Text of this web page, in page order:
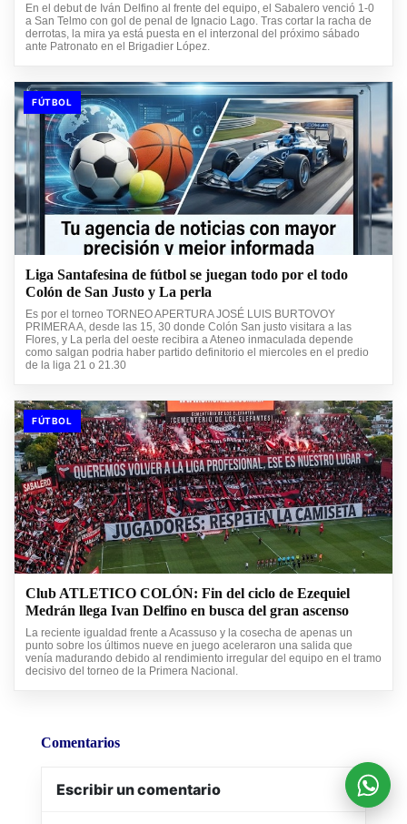
En el debut de Iván Delfino al frente del equipo, el Sabalero venció 1-0
a San Telmo con gol de penal de Ignacio Lago. Tras cortar la racha de
derrotas, la mira ya está puesta en el interzonal del próximo sábado
ante Patronato en el Brigadier López.
FÚTBOL
Liga Santafesina de fútbol se juegan todo por el todo
Colón de San Justo y La perla
Es por el torneo TORNEO APERTURA JOSÉ LUIS BURTOVOY
PRIMERA A, desde las 15, 30 donde Colón San justo visitara a las
Flores, y La perla del oeste recibira a Ateneo inmaculada depende
como salgan podria haber partido definitorio el miercoles en el predio
de la liga 21 o 21.30
FÚTBOL
Club ATLETICO COLÓN: Fin del ciclo de Ezequiel
Medrán llega Ivan Delfino en busca del gran ascenso
La reciente igualdad frente a Acassuso y la cosecha de apenas un
punto sobre los últimos nueve en juego aceleraron una salida que
venía madurando debido al rendimiento irregular del equipo en el tramo
decisivo del torneo de la Primera Nacional.
Comentarios
Escribir un comentario